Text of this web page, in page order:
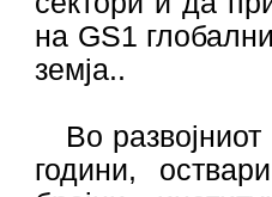
на GS1
земја..
Во развојниот
години,